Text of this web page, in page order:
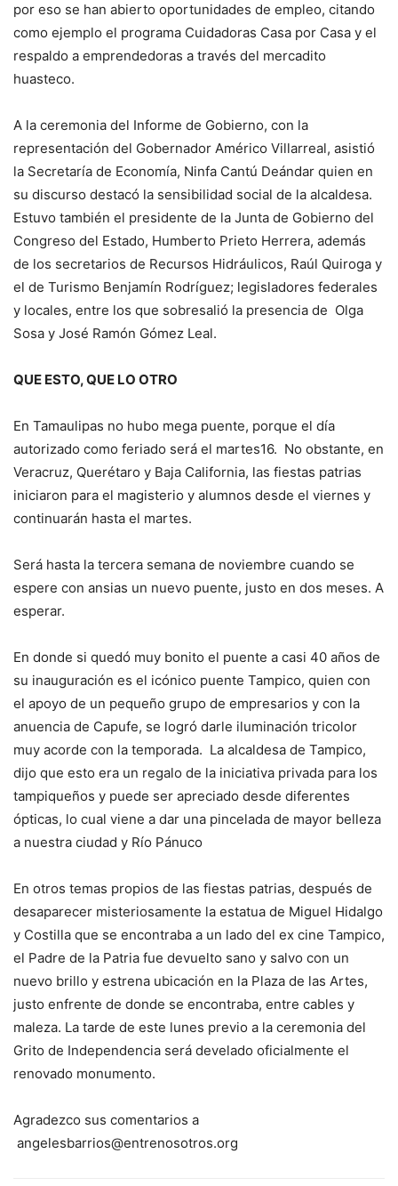
por eso se han abierto oportunidades de empleo, citando
como ejemplo el programa Cuidadoras Casa por Casa y el
respaldo a emprendedoras a través del mercadito
huasteco.
A la ceremonia del Informe de Gobierno, con la
representación del Gobernador Américo Villarreal, asistió
la Secretaría de Economía, Ninfa Cantú Deándar quien en
su discurso destacó la sensibilidad social de la alcaldesa.
Estuvo también el presidente de la Junta de Gobierno del
Congreso del Estado, Humberto Prieto Herrera, además
de los secretarios de Recursos Hidráulicos, Raúl Quiroga y
el de Turismo Benjamín Rodríguez; legisladores federales
y locales, entre los que sobresalió la presencia de Olga
Sosa y José Ramón Gómez Leal.
QUE ESTO, QUE LO OTRO
En Tamaulipas no hubo mega puente, porque el día
autorizado como feriado será el martes16. No obstante, en
Veracruz, Querétaro y Baja California, las fiestas patrias
iniciaron para el magisterio y alumnos desde el viernes y
continuarán hasta el martes.
Será hasta la tercera semana de noviembre cuando se
espere con ansias un nuevo puente, justo en dos meses. A
esperar.
En donde si quedó muy bonito el puente a casi 40 años de
su inauguración es el icónico puente Tampico, quien con
el apoyo de un pequeño grupo de empresarios y con la
anuencia de Capufe, se logró darle iluminación tricolor
muy acorde con la temporada. La alcaldesa de Tampico,
dijo que esto era un regalo de la iniciativa privada para los
tampiqueños y puede ser apreciado desde diferentes
ópticas, lo cual viene a dar una pincelada de mayor belleza
a nuestra ciudad y Río Pánuco
En otros temas propios de las fiestas patrias, después de
desaparecer misteriosamente la estatua de Miguel Hidalgo
y Costilla que se encontraba a un lado del ex cine Tampico,
el Padre de la Patria fue devuelto sano y salvo con un
nuevo brillo y estrena ubicación en la Plaza de las Artes,
justo enfrente de donde se encontraba, entre cables y
maleza. La tarde de este lunes previo a la ceremonia del
Grito de Independencia será develado oficialmente el
renovado monumento.
Agradezco sus comentarios a
angelesbarrios@entrenosotros.org